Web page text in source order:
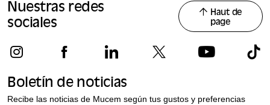
Nuestras redes
sociales
Haut de
page
Boletín de noticias
Recibe las noticias de Mucem según tus gustos y preferencias